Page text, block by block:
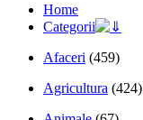
Home
Categorii
Afaceri (459)
Agricultura (424)